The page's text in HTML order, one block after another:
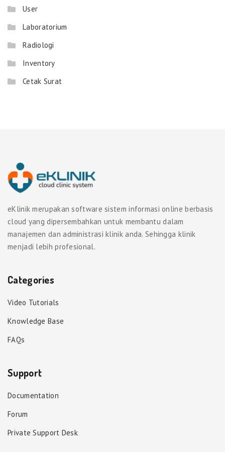
User
Laboratorium
Radiologi
Inventory
Cetak Surat
eKlinik merupakan software sistem informasi online berbasis
cloud yang dipersembahkan untuk membantu dalam
manajemen dan administrasi klinik anda. Sehingga klinik
menjadi lebih profesional.
Categories
Video Tutorials
Knowledge Base
FAQs
Support
Documentation
Forum
Private Support Desk